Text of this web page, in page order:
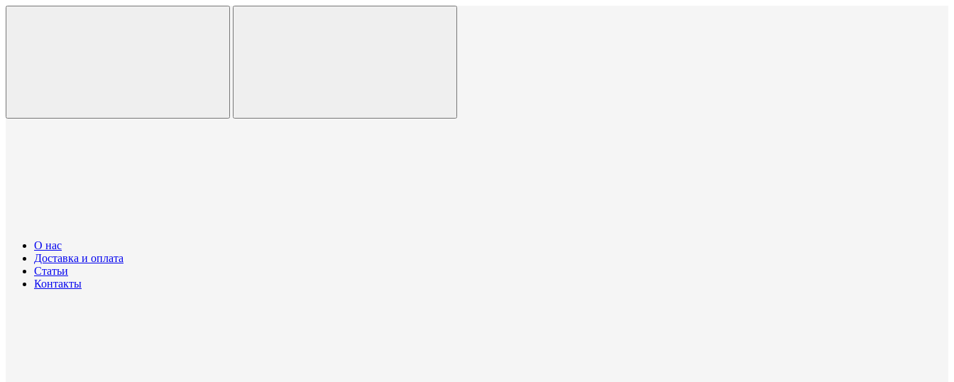
О нас
Доставка и оплата
Статьи
Контакты